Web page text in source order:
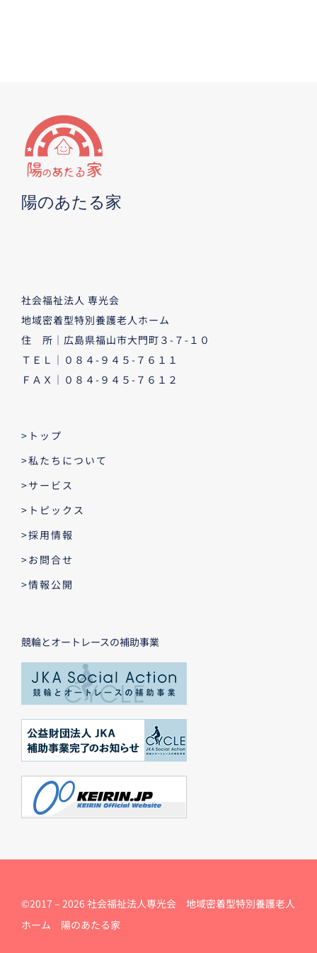
陽のあたる家
社会福祉法人 専光会
地域密着型特別養護老人ホーム
住 所｜広島県福山市大門町３-７-１０
ＴＥＬ｜０８４-９４５-７６１１
ＦＡＸ｜０８４-９４５-７６１２
>トップ
>私たちについて
>サービス
>トピックス
>採用情報
>お問合せ
>情報公開
競輪とオートレースの補助事業
©2017 – 2026 社会福祉法人専光会 地域密着型特別養護老人
ホーム 陽のあたる家